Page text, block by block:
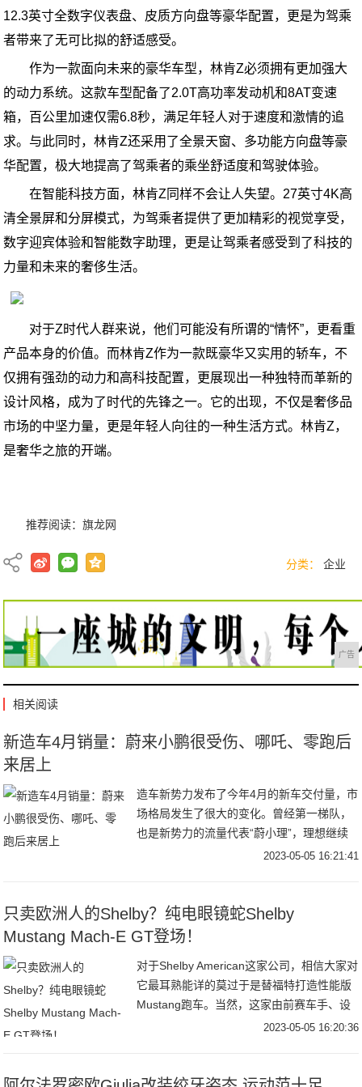
12.3英寸全数字仪表盘、皮质方向盘等豪华配置，更是为驾乘
者带来了无可比拟的舒适感受。
作为一款面向未来的豪华车型，林肯Z必须拥有更加强大
的动力系统。这款车型配备了2.0T高功率发动机和8AT变速
箱，百公里加速仅需6.8秒，满足年轻人对于速度和激情的追
求。与此同时，林肯Z还采用了全景天窗、多功能方向盘等豪
华配置，极大地提高了驾乘者的乘坐舒适度和驾驶体验。
在智能科技方面，林肯Z同样不会让人失望。27英寸4K高
清全景屏和分屏模式，为驾乘者提供了更加精彩的视觉享受，
数字迎宾体验和智能数字助理，更是让驾乘者感受到了科技的
力量和未来的奢侈生活。
对于Z时代人群来说，他们可能没有所谓的“情怀”，更看重
产品本身的价值。而林肯Z作为一款既豪华又实用的轿车，不
仅拥有强劲的动力和高科技配置，更展现出一种独特而革新的
设计风格，成为了时代的先锋之一。它的出现，不仅是奢侈品
市场的中坚力量，更是年轻人向往的一种生活方式。林肯Z，
是奢华之旅的开端。
推荐阅读：旗龙网
分类： 企业
广告
相关阅读
新造车4月销量：蔚来小鹏很受伤、哪吒、零跑后
来居上
造车新势力发布了今年4月的新车交付量，市
场格局发生了很大的变化。曾经第一梯队，
也是新势力的流量代表“蔚小理”，理想继续
巩固头部地位，但蔚来和小鹏却掉了队，并
2023-05-05 16:21:41
只卖欧洲人的Shelby？纯电眼镜蛇Shelby
Mustang Mach-E GT登场！
对于Shelby American这家公司，相信大家对
它最耳熟能详的莫过于是替福特打造性能版
Mustang跑车。当然，这家由前赛车手、设
计师Carroll Shelby所创办的公司，目前也跨
2023-05-05 16:20:36